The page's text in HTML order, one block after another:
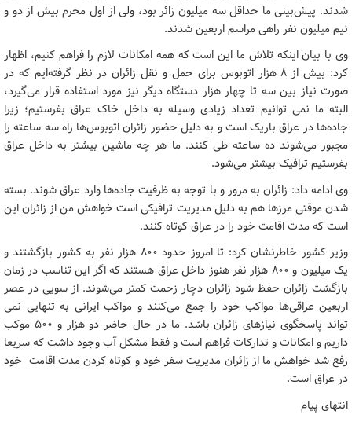
شدند. پیش‌بینی ما حداقل سه میلیون زائر بود، ولی از اول محرم بیش از دو و
نیم میلیون نفر راهی مراسم اربعین شدند.
وی با بیان اینکه تلاش ما این است که همه امکانات لازم را فراهم کنیم، اظهار
کرد: بیش از 8 هزار اتوبوس برای حمل و نقل زائران در نظر گرفته‌ایم که در
صورت نیاز بین سه تا چهار هزار دستگاه دیگر نیز مورد استفاده قرار می‌گیرد،
البته ما نمی توانیم تعداد زیادی وسیله به داخل خاک عراق بفرستیم؛ زیرا
جاده‌ها در عراق باریک است و به دلیل حضور زائران اتوبوس‌ها راه سه ساعته را
مجبور می‌شوند ده ساعته طی کنند. ما هر چه ماشین بیشتر به داخل عراق
بفرستیم ترافیک بیشتر می‌شود.
وی ادامه داد: زائران به مرور و با توجه به ظرفیت جاده‌ها وارد عراق شوند. بسته
شدن موقتی مرزها هم به دلیل مدیریت ترافیکی است خواهش من از زائران این
است که مدت اقامت خود را در عراق کوتاه کنند.
وزیر کشور خاطرنشان کرد: تا امروز حدود 800 هزار نفر به کشور بازگشتند و
یک میلیون و 800 هزار نفر هنوز داخل عراق هستند که اگر این تناسب در زمان
بازگشت زائران حفظ شود زائران دچار زحمت کمتر می‌شوند. از سویی در عصر
اربعین عراقی‌ها مواکب خود را جمع می‌کنند و مواکب ایرانی به تنهایی نمی
تواند پاسخگوی نیازهای زائران باشد. ما در حال حاضر دو هزار و 500 موکب
داریم و امکانات و تدارکات فراهم است و فقط مشکل آب وجود داشت که سریعا
رفع شد خواهش ما از زائران مدیریت سفر خود و کوتاه کردن مدت اقامت خود
در عراق است.
انتهای پیام